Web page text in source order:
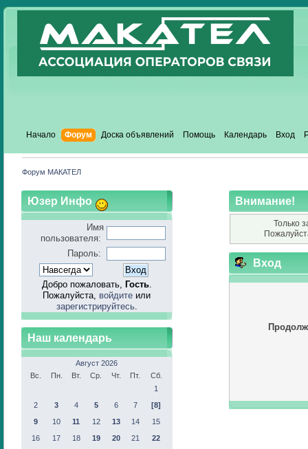
Начало Форум Доска объявлений Помощь Календарь Вход
Форум МАКАТЕЛ
Юзер Инфо
Имя
пользователя:
Пароль:
Добро пожаловать, Гость.
Пожалуйста, войдите или
зарегистрируйтесь.
Наш календарь
Август 2026
Вс.
Пн. Вт. Ср. Чт. Пт.
Сб.
1
2
3 4 5 6 7
[8]
9
10 11 12 13 14
15
16
17 18 19 20 21
22
Внимание!
Только
Вход